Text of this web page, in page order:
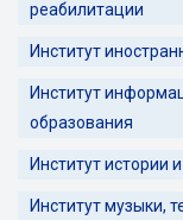
реабилитации
Институт
Институт
образования
Институт истории
Институт музыки,